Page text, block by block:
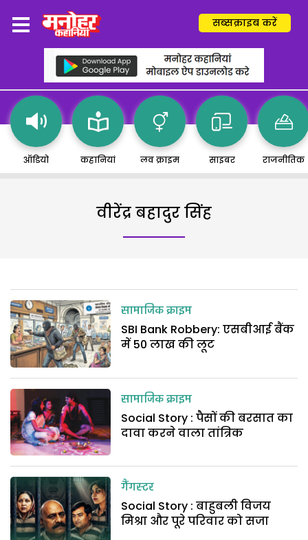
सब्सक्राइब करें
ऑडियो कहानियां लव क्राइम साइबर राजनीतिक
वीरेंद्र बहादुर सिंह
सामाजिक क्राइम
SBI Bank Robbery: एसबीआई बैंक
में 50 लाख की लूट
सामाजिक क्राइम
Social Story : पैसों की बरसात का
दावा करने वाला तांत्रिक
गैंगस्टर
Social Story : बाहुबली विजय
मिश्रा और पूरे परिवार को सजा